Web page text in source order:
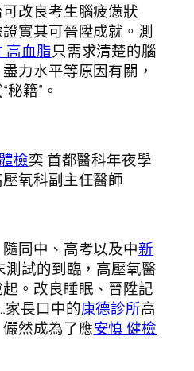
改良考生腦疲憊狀
實其可晉陞成就。測
高血脂只需求清楚的腦
力水平等原因有關，
籍”。
檢奕 首都醫科年夜學
氧科副主任醫師
同中、高考以及中新
測試的到臨，高壓氧醫
。改良睡眠、晉陞記
長口中的康德診所高
然成為了應安慎 健檢